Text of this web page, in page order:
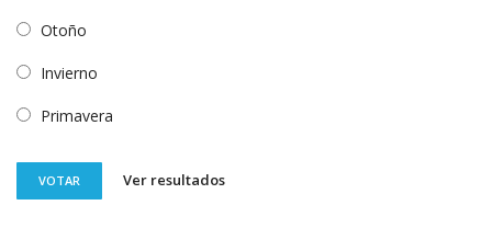
Otoño
Invierno
Primavera
VOTAR Ver resultados